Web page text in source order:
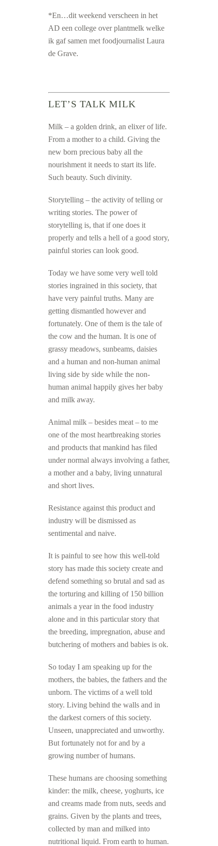
*En…dit weekend verscheen in het
AD een college over plantmelk welke
ik gaf samen met foodjournalist Laura
de Grave.
LET’S TALK MILK
Milk – a golden drink, an elixer of life.
From a mother to a child. Giving the
new born precious baby all the
nourishment it needs to start its life.
Such beauty. Such divinity.
Storytelling – the activity of telling or
writing stories. The power of
storytelling is, that if one does it
properly and tells a hell of a good story,
painful stories can look good.
Today we have some very well told
stories ingrained in this society, that
have very painful truths. Many are
getting dismantled however and
fortunately. One of them is the tale of
the cow and the human. It is one of
grassy meadows, sunbeams, daisies
and a human and non-human animal
living side by side while the non-
human animal happily gives her baby
and milk away.
Animal milk – besides meat – to me
one of the most heartbreaking stories
and products that mankind has filed
under normal always involving a father,
a mother and a baby, living unnatural
and short lives.
Resistance against this product and
industry will be dismissed as
sentimental and naive.
It is painful to see how this well-told
story has made this society create and
defend something so brutal and sad as
the torturing and killing of 150 billion
animals a year in the food industry
alone and in this particular story that
the breeding, impregnation, abuse and
butchering of mothers and babies is ok.
So today I am speaking up for the
mothers, the babies, the fathers and the
unborn. The victims of a well told
story. Living behind the walls and in
the darkest corners of this society.
Unseen, unappreciated and unworthy.
But fortunately not for and by a
growing number of humans.
These humans are choosing something
kinder: the milk, cheese, yoghurts, ice
and creams made from nuts, seeds and
grains. Given by the plants and trees,
collected by man and milked into
nutritional liquid. From earth to human.